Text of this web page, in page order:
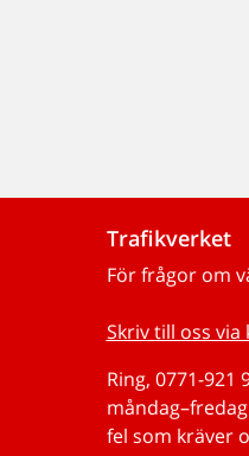
Trafikverket
För frågor om
Skriv till oss
Ring, 0771-921
fel som kräver